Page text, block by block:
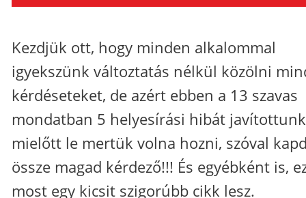
Kezdjük ott, hogy minden alkalommal
igyekszünk változtatás nélkül közölni
kérdéseteket, de azért ebben a 13 szavas
mondatban 5 helyesírási hibát
mielőtt le mertük volna hozni, szóval
össze magad kérdező!!! És egyébként is,
most egy kicsit szigorúbb cikk lesz.